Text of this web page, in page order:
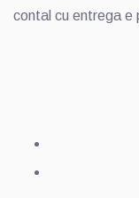
contal cu entrega e